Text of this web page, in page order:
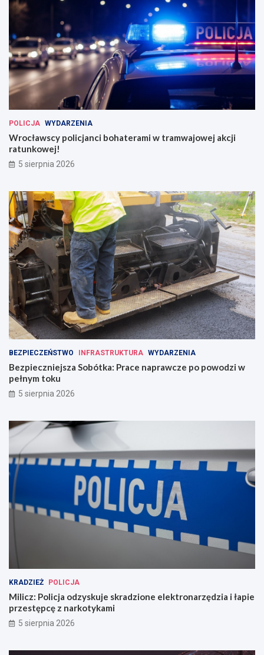
POLICJA WYDARZENIA
Wrocławscy policjanci bohaterami w tramwajowej akcji
ratunkowej!
5 sierpnia 2026
BEZPIECZEŃSTWO INFRASTRUKTURA WYDARZENIA
Bezpieczniejsza Sobótka: Prace naprawcze po powodzi w
pełnym toku
5 sierpnia 2026
KRADZIEŻ POLICJA
Milicz: Policja odzyskuje skradzione elektronarzędzia i łapie
przestępcę z narkotykami
5 sierpnia 2026